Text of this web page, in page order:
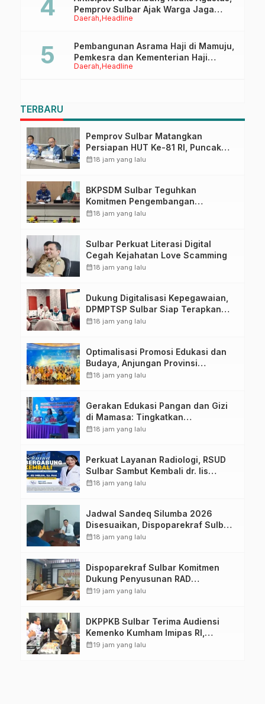
Daerah Headline
Pemprov Sulbar Ajak Warga Jaga
Ruang Digital
Daerah Headline
Pembangunan Asrama Haji di Mamuju,
Pemkesra dan Kementerian Haji
Sulbar Tinjau Lokasi
TERBARU
Pemprov Sulbar Matangkan
Persiapan HUT Ke-81 RI, Puncak
Upacara di Lapangan Ahmad
calendar_month18 jam yang lalu
BKPSDM Sulbar Teguhkan
Komitmen Pengembangan
Kompetensi ASN melalui
calendar_month18 jam yang lalu
Sulbar Perkuat Literasi Digital
Cegah Kejahatan Love Scamming
calendar_month18 jam yang lalu
Dukung Digitalisasi Kepegawaian,
DPMPTSP Sulbar Siap Terapkan
Aplikasi FLEKSI ASN
calendar_month18 jam yang lalu
Optimalisasi Promosi Edukasi dan
Budaya, Anjungan Provinsi
Sulawesi Barat Perkuat Kolaborasi
calendar_month18 jam yang lalu
Gerakan Edukasi Pangan dan Gizi
di Mamasa: Tingkatkan
Pengetahuan dan Keterampilan
calendar_month18 jam yang lalu
Perkuat Layanan Radiologi, RSUD
Sulbar Sambut Kembali dr. Iis
Imelda, Sp.Rad
calendar_month18 jam yang lalu
Jadwal Sandeq Silumba 2026
Disesuaikan, Dispoparekraf Sulbar
Pastikan Persiapan Tetap
calendar_month18 jam yang lalu
Dispoparekraf Sulbar Komitmen
Dukung Penyusunan RAD
TPB/SDGs Sulawesi Barat
calendar_month19 jam yang lalu
DKPPKB Sulbar Terima Audiensi
Kemenko Kumham Imipas RI,
Perkuat Pelayanan Kesehatan bagi
calendar_month19 jam yang lalu